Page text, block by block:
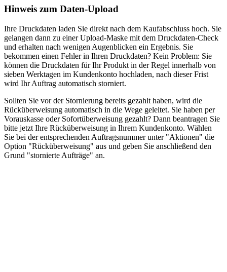
Hinweis zum Daten-Upload
Ihre Druckdaten laden Sie direkt nach dem Kaufabschluss hoch. Sie
gelangen dann zu einer Upload-Maske mit dem Druckdaten-Check
und erhalten nach wenigen Augenblicken ein Ergebnis. Sie
bekommen einen Fehler in Ihren Druckdaten? Kein Problem: Sie
können die Druckdaten für Ihr Produkt in der Regel innerhalb von
sieben Werktagen im Kundenkonto hochladen, nach dieser Frist
wird Ihr Auftrag automatisch storniert.
Sollten Sie vor der Stornierung bereits gezahlt haben, wird die
Rücküberweisung automatisch in die Wege geleitet. Sie haben per
Vorauskasse oder Sofortüberweisung gezahlt? Dann beantragen Sie
bitte jetzt Ihre Rücküberweisung in Ihrem Kundenkonto. Wählen
Sie bei der entsprechenden Auftragsnummer unter "Aktionen" die
Option "Rücküberweisung" aus und geben Sie anschließend den
Grund "stornierte Aufträge" an.